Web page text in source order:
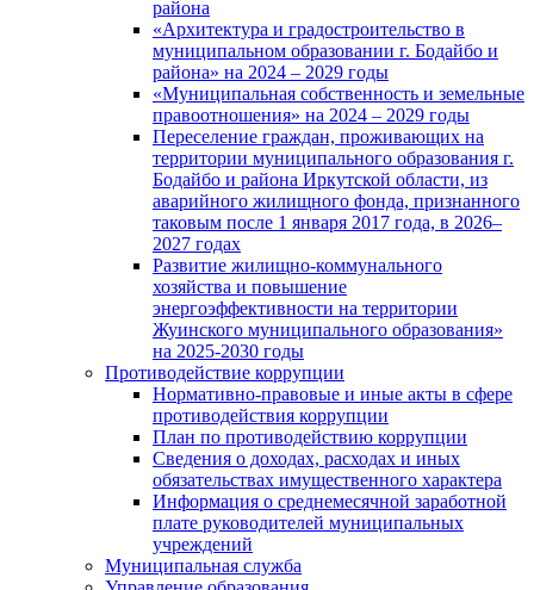
района
«Архитектура и градостроительство в
муниципальном образовании г. Бодайбо и
района» на 2024 – 2029 годы
«Муниципальная собственность и земельные
правоотношения» на 2024 – 2029 годы
Переселение граждан, проживающих на
территории муниципального образования г.
Бодайбо и района Иркутской области, из
аварийного жилищного фонда, признанного
таковым после 1 января 2017 года, в 2026–
2027 годах
Развитие жилищно-коммунального
хозяйства и повышение
энергоэффективности на территории
Жуинского муниципального образования»
на 2025-2030 годы
Противодействие коррупции
Нормативно-правовые и иные акты в сфере
противодействия коррупции
План по противодействию коррупции
Сведения о доходах, расходах и иных
обязательствах имущественного характера
Информация о среднемесячной заработной
плате руководителей муниципальных
учреждений
Муниципальная служба